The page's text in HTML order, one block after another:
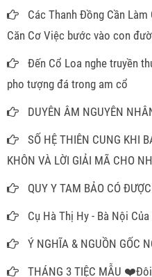
Các Thanh Đồng Cần
Căn Cơ Việc bước vào con
Đến Cổ Loa nghe truyền
pho tượng đá trong am cổ
DUYÊN ÂM NGUYÊN
SỐ HỆ THIÊN CUNG KHI
KHÔN VÀ LỜI GIẢI MÃ CHO
THẾ
QUY Y TAM BẢO CÓ
Cụ Hà Thị Hy - Bà Nội
Ý NGHĨA & NGUỒN GỐC
THÁNG 3 TIỆC MẪU